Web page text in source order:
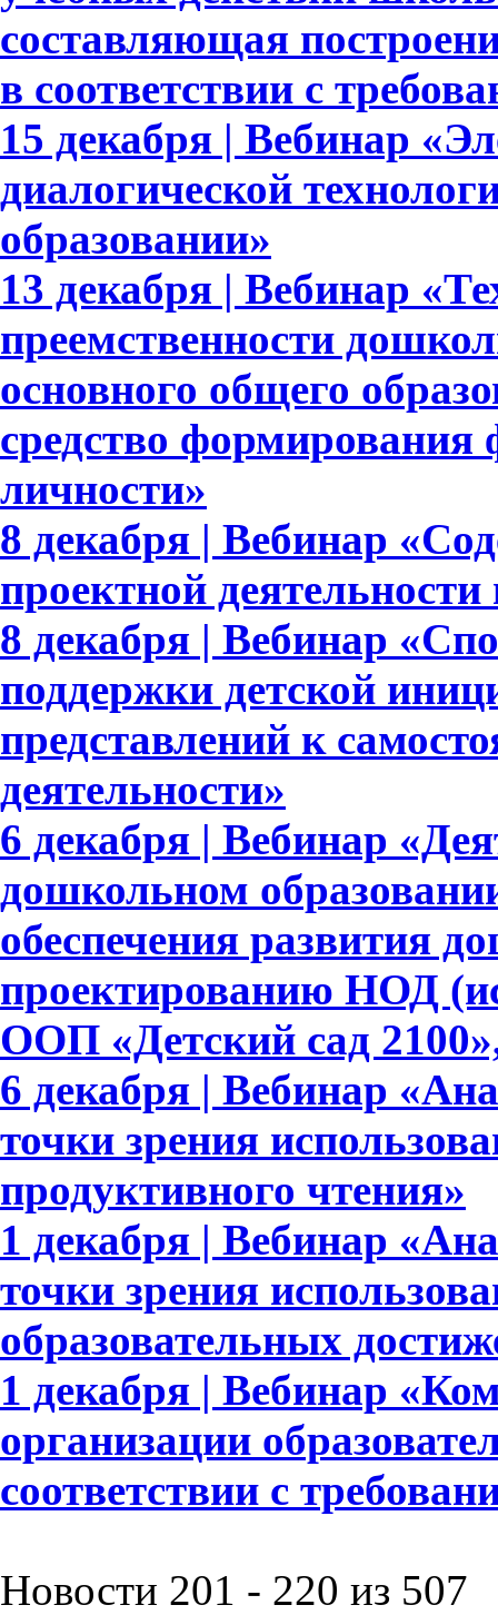
составляющая
в соответствии с
15 декабря | Вебинар
диалогической
образовании»
13 декабря | Вебинар
преемственности
основного общего
средство
личности»
8 декабря | Вебинар
проектной
8 декабря | Вебинар
поддержки детской
представлений к
деятельности»
6 декабря | Вебинар
дошкольном
обеспечения развития
проектированию НОД
ООП «Детский сад
6 декабря | Вебинар
точки зрения
продуктивного чтения»
1 декабря | Вебинар
точки зрения
образовательных
1 декабря | Вебинар
организации
соответствии с
Новости 201 - 220 из 507